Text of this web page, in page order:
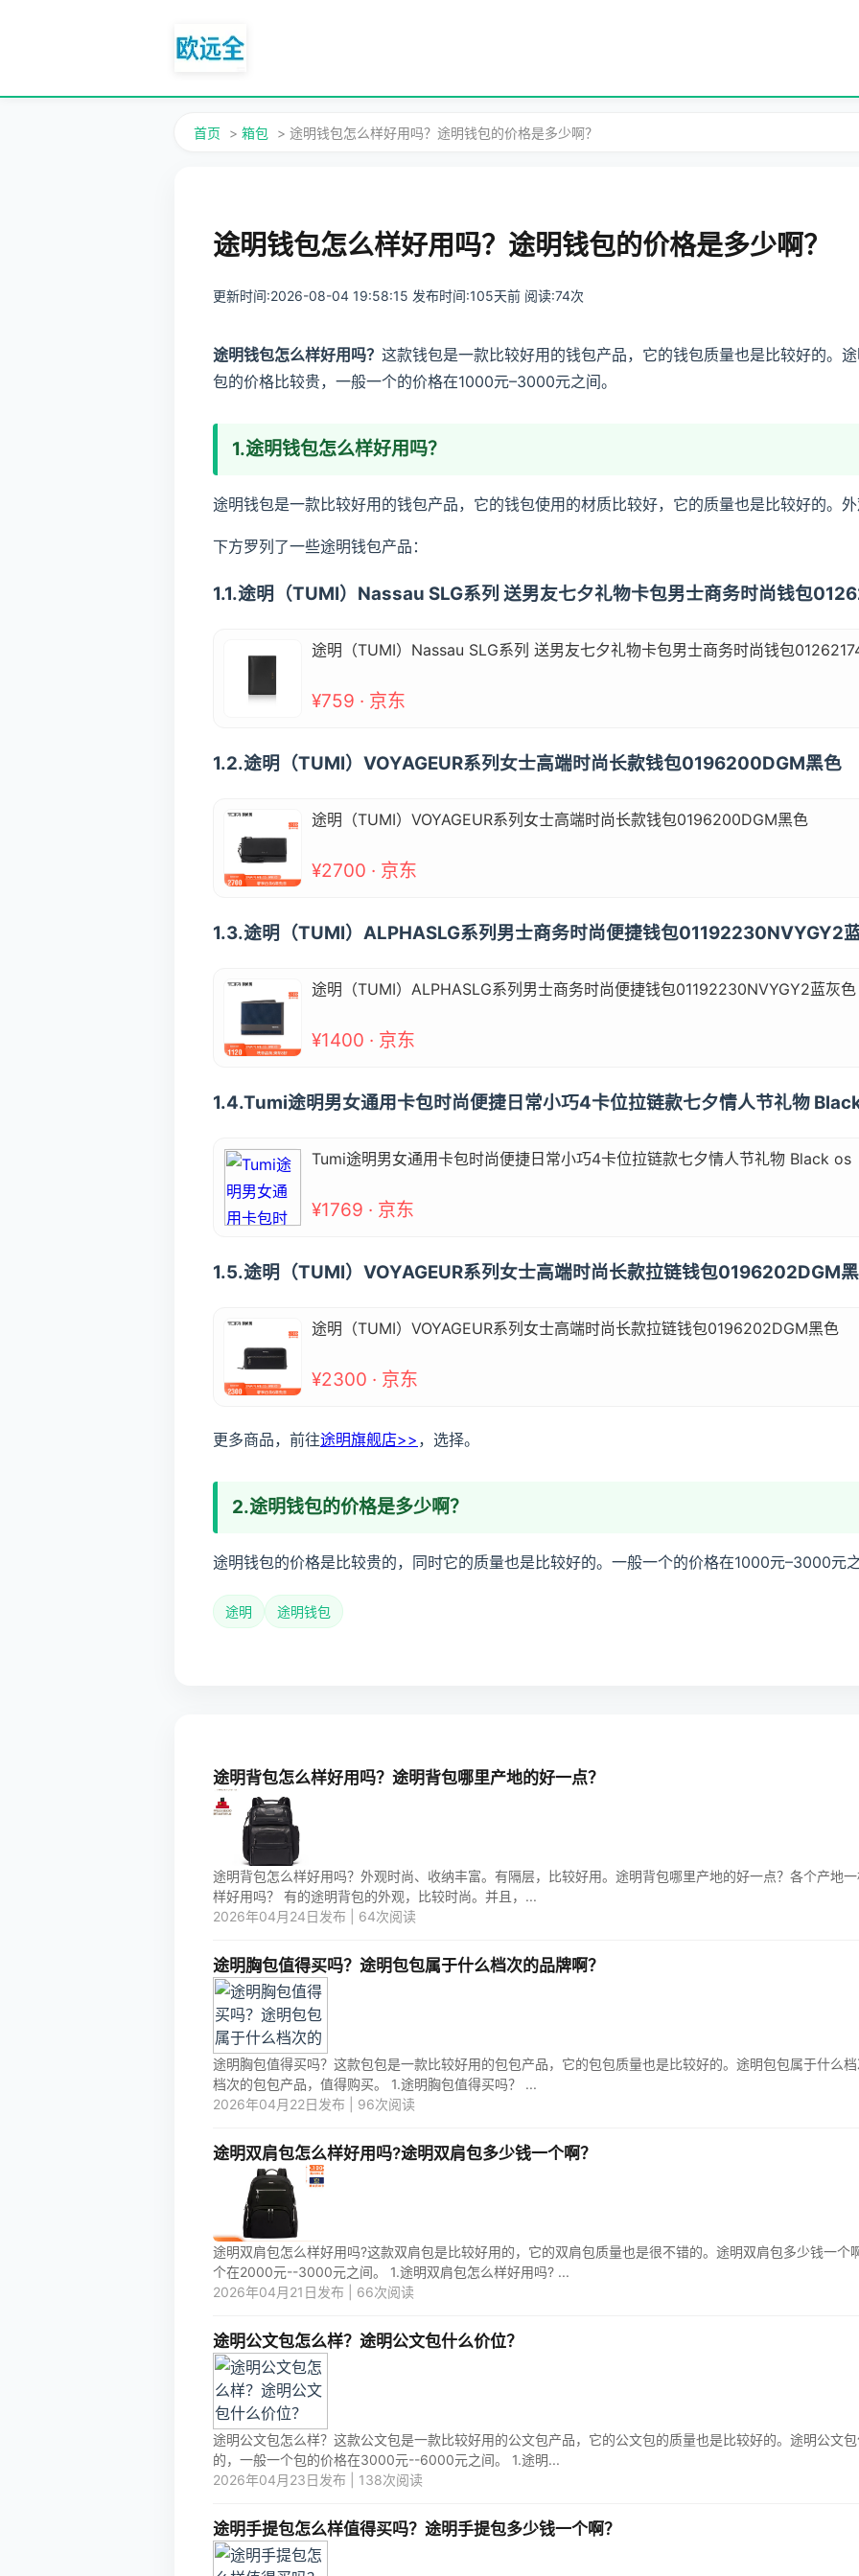
首页 > 箱包 > 途明钱包怎么样好用吗？途明钱包的价格是多少啊？
途明钱包怎么样好用吗？途明钱包的价格是多少啊？
更新时间:2026-08-04 19:58:15 发布时间:105天前 阅读:74次
途明钱包怎么样好用吗？ 这款钱包是一款比较好用的钱包产品，它的钱包质量也是比较好的。
包的价格比较贵，一般一个的价格在1000元–3000元之间。
1.途明钱包怎么样好用吗？
途明钱包是一款比较好用的钱包产品，它的钱包使用的材质比较好，它的质量也是比较好的。
下方罗列了一些途明钱包产品：
1.1.途明（TUMI）Nassau SLG系列 送男友七夕礼物卡包男士商务时尚钱包
途明（TUMI）Nassau SLG系列 送男友七夕礼物卡包男士商务时尚钱包
¥759 · 京东
1.2.途明（TUMI）VOYAGEUR系列女士高端时尚长款钱包0196200DGM黑色
途明（TUMI）VOYAGEUR系列女士高端时尚长款钱包0196200DGM黑色
¥2700 · 京东
1.3.途明（TUMI）ALPHASLG系列男士商务时尚便捷钱包01192230NVYGY2
途明（TUMI）ALPHASLG系列男士商务时尚便捷钱包01192230NVYGY2蓝灰色
¥1400 · 京东
1.4.Tumi途明男女通用卡包时尚便捷日常小巧4卡位拉链款七夕情人节礼物
Tumi途明男女通用卡包时尚便捷日常小巧4卡位拉链款七夕情人节礼物 Black os
¥1769 · 京东
1.5.途明（TUMI）VOYAGEUR系列女士高端时尚长款拉链钱包0196202DGM
途明（TUMI）VOYAGEUR系列女士高端时尚长款拉链钱包0196202DGM黑色
¥2300 · 京东
更多商品，前往途明旗舰店>> ，选择。
2.途明钱包的价格是多少啊？
途明钱包的价格是比较贵的，同时它的质量也是比较好的。一般一个的价格在1000元–3000元
途明 途明钱包
途明背包怎么样好用吗？途明背包哪里产地的好一点？
途明背包怎么样好用吗？外观时尚、收纳丰富。有隔层，比较好用。途明背包哪里产地的好一点？各个产地
样好用吗？ 有的途明背包的外观，比较时尚。并且，...
2026年04月24日发布 | 64次阅读
途明胸包值得买吗？途明包包属于什么档次的品牌啊？
途明胸包值得买吗？这款包包是一款比较好用的包包产品，它的包包质量也是比较好的。途明包包属于什么
档次的包包产品，值得购买。 1.途明胸包值得买吗？ ...
2026年04月22日发布 | 96次阅读
途明双肩包怎么样好用吗?途明双肩包多少钱一个啊？
途明双肩包怎么样好用吗?这款双肩包是比较好用的，它的双肩包质量也是很不错的。途明双肩包多少钱一个
个在2000元--3000元之间。 1.途明双肩包怎么样好用吗? ...
2026年04月21日发布 | 66次阅读
途明公文包怎么样？途明公文包什么价位？
途明公文包怎么样？这款公文包是一款比较好用的公文包产品，它的公文包的质量也是比较好的。途明公文
的，一般一个包的价格在3000元--6000元之间。 1.途明...
2026年04月23日发布 | 138次阅读
途明手提包怎么样值得买吗？途明手提包多少钱一个啊？